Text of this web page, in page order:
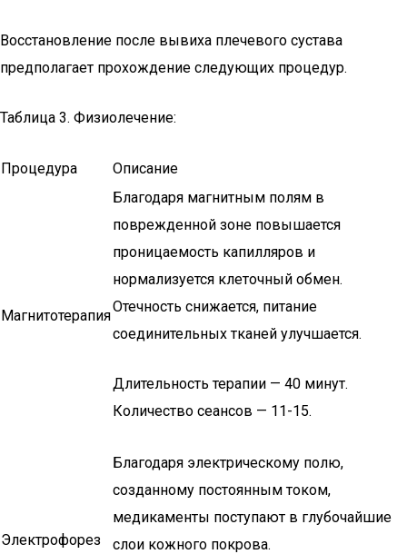
Восстановление после вывиха плечевого сустава
предполагает прохождение следующих процедур.
Таблица 3. Физиолечение:
Процедура Описание
Магнитотерапия
Благодаря магнитным полям в
поврежденной зоне повышается
проницаемость капилляров и
нормализуется клеточный обмен.
Отечность снижается, питание
соединительных тканей улучшается.
Длительность терапии — 40 минут.
Количество сеансов — 11-15.
Электрофорез
Благодаря электрическому полю,
созданному постоянным током,
медикаменты поступают в глубочайшие
слои кожного покрова.